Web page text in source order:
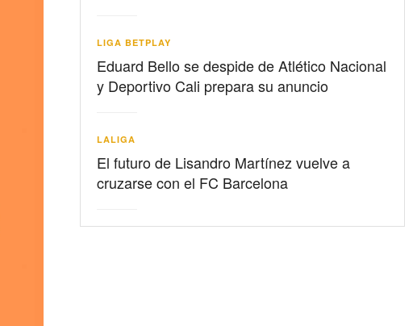
LIGA BETPLAY
Eduard Bello se despide de Atlético Nacional
y Deportivo Cali prepara su anuncio
LALIGA
El futuro de Lisandro Martínez vuelve a
cruzarse con el FC Barcelona